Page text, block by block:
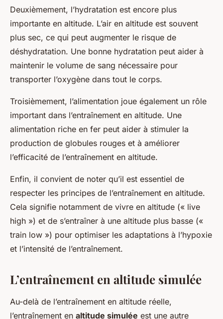
Deuxièmement, l’hydratation est encore plus
importante en altitude. L’air en altitude est souvent
plus sec, ce qui peut augmenter le risque de
déshydratation. Une bonne hydratation peut aider à
maintenir le volume de sang nécessaire pour
transporter l’oxygène dans tout le corps.
Troisièmement, l’alimentation joue également un rôle
important dans l’entraînement en altitude. Une
alimentation riche en fer peut aider à stimuler la
production de globules rouges et à améliorer
l’efficacité de l’entraînement en altitude.
Enfin, il convient de noter qu’il est essentiel de
respecter les principes de l’entraînement en altitude.
Cela signifie notamment de vivre en altitude (« live
high ») et de s’entraîner à une altitude plus basse («
train low ») pour optimiser les adaptations à l’hypoxie
et l’intensité de l’entraînement.
L’entraînement en altitude simulée
Au-delà de l’entraînement en altitude réelle,
l’entraînement en altitude simulée est une autre